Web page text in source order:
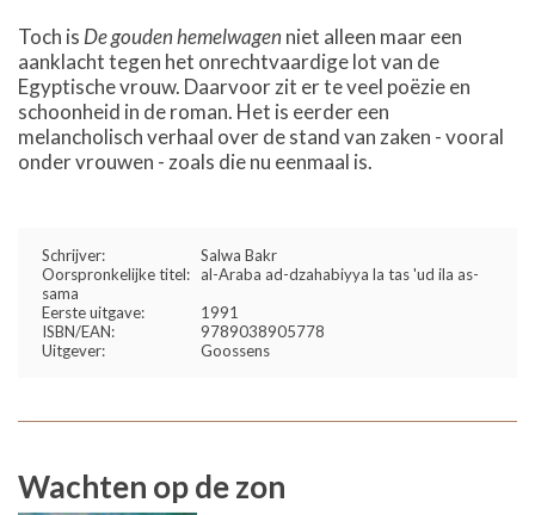
Toch is De gouden hemelwagen niet alleen maar een
aanklacht tegen het onrechtvaardige lot van de
Egyptische vrouw. Daarvoor zit er te veel poëzie en
schoonheid in de roman. Het is eerder een
melancholisch verhaal over de stand van zaken - vooral
onder vrouwen - zoals die nu eenmaal is.
Schrijver:
Salwa Bakr
Oorspronkelijke titel:
al-Araba ad-dzahabiyya la tas 'ud ila as-
sama
Eerste uitgave:
1991
ISBN/EAN:
9789038905778
Uitgever:
Goossens
Wachten op de zon